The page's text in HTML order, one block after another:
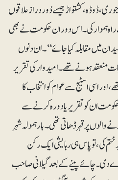
ڈوڈہ، کشتواڑ جیسے دُور دراز علاقوں
ہموار کی۔ اس دوران حکومت نے بھی
میں مقابلہ کیا جائے‘‘۔ ان دنوں
منعقد ہونے تھے۔ امیدوار کی تقریر
اور اسی اسٹیج سے عوام کو انتخاب کا
ان کو تقریر یا دورہ کرنے سے
والوں پر قہر ڈھاتی تھی۔ بارہمولہ شہر
کی، تو پاس ہی رہایشی ایک رکن
چائے پینے کے بعد گیلانی صاحب